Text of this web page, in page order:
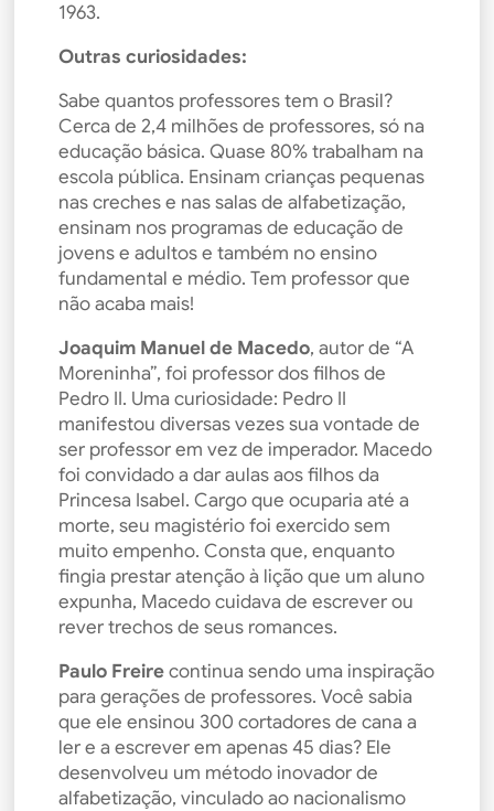
1963.
Outras curiosidades:
Sabe quantos professores tem o Brasil?
Cerca de 2,4 milhões de professores, só na
educação básica. Quase 80% trabalham na
escola pública. Ensinam crianças pequenas
nas creches e nas salas de alfabetização,
ensinam nos programas de educação de
jovens e adultos e também no ensino
fundamental e médio. Tem professor que
não acaba mais!
Joaquim Manuel de Macedo, autor de “A
Moreninha”, foi professor dos filhos de
Pedro II. Uma curiosidade: Pedro II
manifestou diversas vezes sua vontade de
ser professor em vez de imperador. Macedo
foi convidado a dar aulas aos filhos da
Princesa Isabel. Cargo que ocuparia até a
morte, seu magistério foi exercido sem
muito empenho. Consta que, enquanto
fingia prestar atenção à lição que um aluno
expunha, Macedo cuidava de escrever ou
rever trechos de seus romances.
Paulo Freirecontinua sendo uma inspiração
para gerações de professores. Você sabia
que ele ensinou 300 cortadores de cana a
ler e a escrever em apenas 45 dias? Ele
desenvolveu um método inovador de
alfabetização, vinculado ao nacionalismo